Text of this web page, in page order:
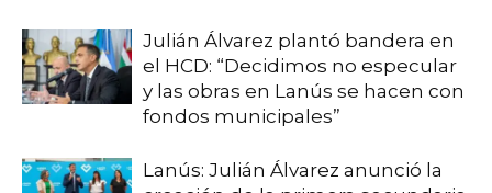
Julián Álvarez plantó bandera en
el HCD: “Decidimos no especular
y las obras en Lanús se hacen con
fondos municipales”
Lanús: Julián Álvarez anunció la